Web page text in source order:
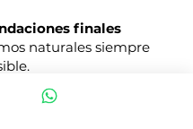
finales
naturales siempre
lista de ingredientes